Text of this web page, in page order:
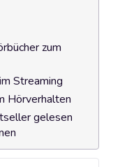
zum
Streaming
Hörverhalten
gelesen